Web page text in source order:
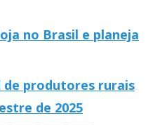
no Brasil e planeja
de produtores rurais
de 2025